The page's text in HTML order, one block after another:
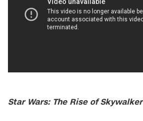
Star Wars: The Rise of Skywalker